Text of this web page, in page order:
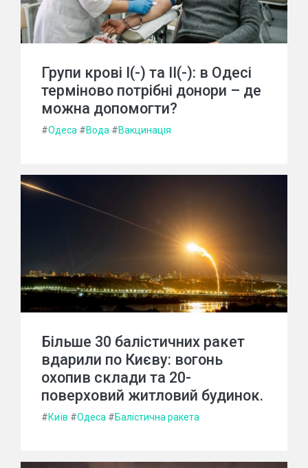
Групи крові I(-) та II(-): в Одесі
терміново потрібні донори – де
можна допомогти?
#Одеса #Вода #Вакцинація
Більше 30 балістичних ракет
вдарили по Києву: вогонь
охопив склади та 20-
поверховий житловий будинок.
#Київ #Одеса #Балістична ракета